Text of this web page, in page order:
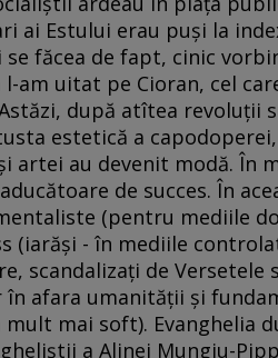
ai Estului erau puşi la
făcea de fapt, cinic
l-am uitat pe Cioran, cel
după atîtea revoluţii
estetică a
artei au devenit modă. În
de succes. În
(pentru mediile
(iarăşi - în mediile
scandalizaţi de Versetele
afara umanităţii şi
mai soft). Evanghelia
a Alinei Mungiu-